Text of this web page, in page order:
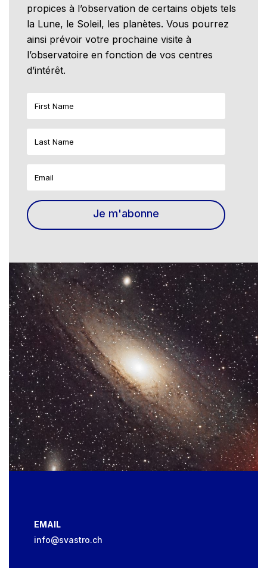
propices à l’observation de certains objets tels
la Lune, le Soleil, les planètes. Vous pourrez
ainsi prévoir votre prochaine visite à
l’observatoire en fonction de vos centres
d’intérêt.
Je m'abonne
EMAIL
info@svastro.ch